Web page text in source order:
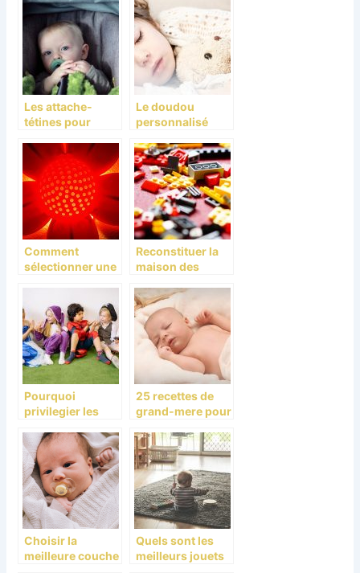
maternel exclusif
malgré la reprise
du travail?
Les attache-
tétines pour
accessoires très
utiles
Le doudou
personnalisé
compagnon
indispensable
pour votre bébé ?
Comment
sélectionner une
bébé ?
Reconstituer la
maison des
à l’univers lego
Pourquoi
privilegier les
Massy?
25 recettes de
grand-mere pour
du bebe
Choisir la
meilleure couche
Quels sont les
meilleurs jouets